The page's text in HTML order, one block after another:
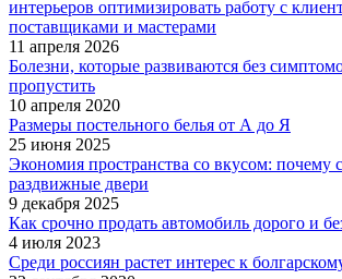
интерьеров оптимизировать работу с
поставщиками и мастерами
11 апреля 2026
Болезни, которые развиваются без
пропустить
10 апреля 2020
Размеры постельного белья от А до Я
25 июня 2025
Экономия пространства со вкусом: почему
раздвижные двери
9 декабря 2025
Как срочно продать автомобиль дорого и
4 июля 2023
Среди россиян растет интерес к